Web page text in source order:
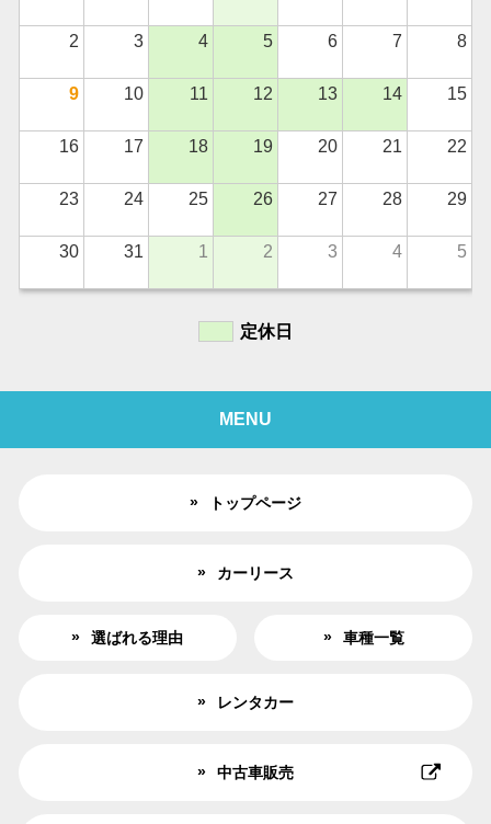
2 3 4 5 6 7 8
9 10 11 12 13 14 15
16 17 18 19 20 21 22
23 24 25 26 27 28 29
30 31 1 2 3 4 5
定休日
MENU
トップページ
カーリース
選ばれる理由 車種一覧
レンタカー
中古車販売